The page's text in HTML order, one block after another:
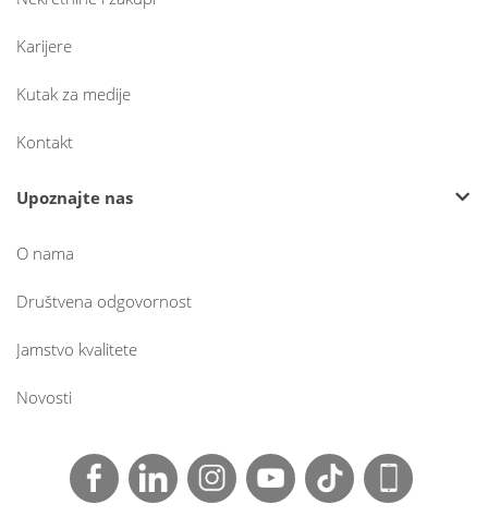
Karijere
Kutak za medije
Kontakt
Upoznajte nas
O nama
Društvena odgovornost
Jamstvo kvalitete
Novosti